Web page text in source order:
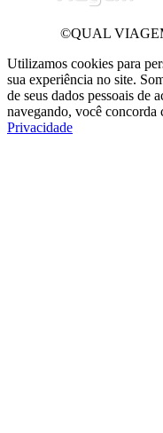
©QUAL
Utilizamos cookies para
sua experiência no site.
de seus dados pessoais
navegando, você concorda
Privacidade